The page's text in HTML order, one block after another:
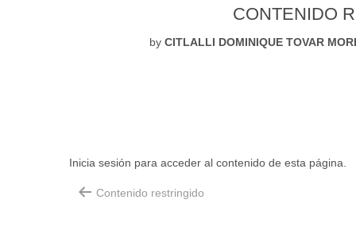
CONTENIDO
by CITLALLI DOMINIQUE TOVAR
Inicia sesión para acceder al contenido de esta página.
Contenido restringido